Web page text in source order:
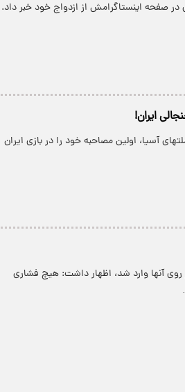
صفحه اینستاگرامش از ازدواج خود خبر داد.
ایران!
آسیا، اولین مصاحبه خود را در بازی ایران
روی آنها وارد شد، اظهار داشت: هیچ فشاری